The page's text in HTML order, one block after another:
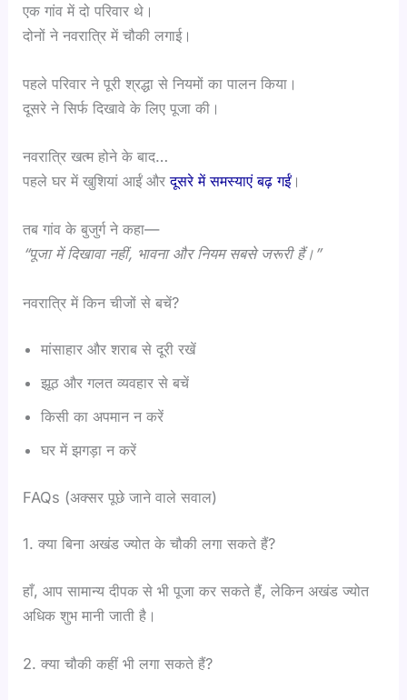
एक गांव में दो परिवार थे।
दोनों ने नवरात्रि में चौकी लगाई।
पहले परिवार ने पूरी श्रद्धा से नियमों का पालन किया।
दूसरे ने सिर्फ दिखावे के लिए पूजा की।
नवरात्रि खत्म होने के बाद…
पहले घर में खुशियां आईं औरदूसरे में समस्याएं बढ़ गईं।
तब गांव के बुजुर्ग ने कहा—
“पूजा में दिखावा नहीं, भावना और नियम सबसे जरूरी हैं।”
नवरात्रि में किन चीजों से बचें?
मांसाहार और शराब से दूरी रखें
झूठ और गलत व्यवहार से बचें
किसी का अपमान न करें
घर में झगड़ा न करें
FAQs (अक्सर पूछे जाने वाले सवाल)
1. क्या बिना अखंड ज्योत के चौकी लगा सकते हैं?
हाँ, आप सामान्य दीपक से भी पूजा कर सकते हैं, लेकिन अखंड ज्योत
अधिक शुभ मानी जाती है।
2. क्या चौकी कहीं भी लगा सकते हैं?